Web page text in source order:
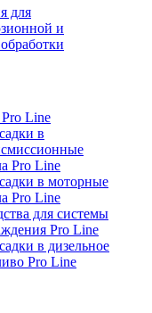
для
и
Line
в
Pro Line
в моторные
Pro Line
для системы
Pro Line
в дизельное
Pro Line